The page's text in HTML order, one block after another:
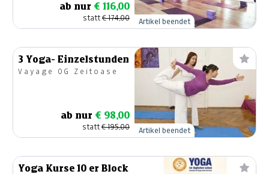
ab nur € 116,00
statt€ 174,00 Artikel beendet
3 Yoga- Einzelstunden
Vayage OG Zeitoase
ab nur € 98,00
statt€ 195,00 Artikel beendet
Yoga Kurse 10 er Block